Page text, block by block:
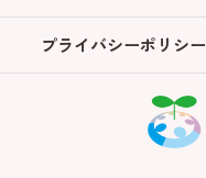
プライバシーポリシー